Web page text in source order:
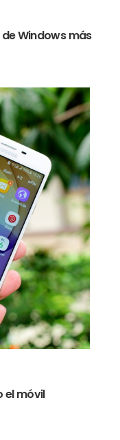
Windows más
el móvil